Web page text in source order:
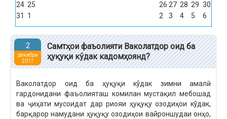
24 25 26 27 28 29 30
31
1 2 3 4 5 6
2
декабри
2017
Самтҳои фаъолияти Ваколатдор оид ба
ҳуқуқи кўдак кадомҳоянд?
Ваколатдор оид ба ҳуқуқи кўдак зимни амалӣ
гардонидани фаъолияташ комилан мустақил мебошад
ва ҷиҳати мусоидат дар риояи ҳуқуқу озодиҳои кўдак,
барқарор намудани ҳуқуқу озодиҳои вайроншудаи онҳо,